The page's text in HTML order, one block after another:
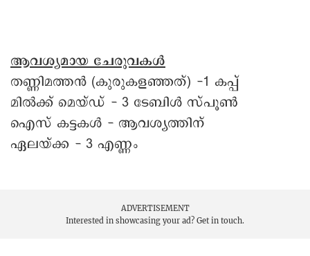
ആവശ്യമായ ചേരുവകൾ
തണ്ണിമത്തൻ (കുരുകളഞ്ഞത്) -1 കപ്പ്
മിൽക്ക് മെയ്ഡ് - 3 ടേബിൾ സ്പൂൺ
ഐസ് കട്ടകൾ - ആവശ്യത്തിന്
ഏലയ്ക്ക - 3 എണ്ണം
ADVERTISEMENT
Interested in showcasing your ad? Get in touch.